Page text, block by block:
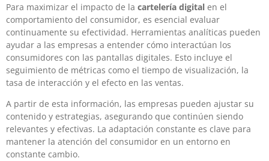
Para maximizar el impacto de la cartelería digital en el
comportamiento del consumidor, es esencial evaluar
continuamente su efectividad. Herramientas analíticas pueden
ayudar a las empresas a entender cómo interactúan los
consumidores con las pantallas digitales. Esto incluye el
seguimiento de métricas como el tiempo de visualización, la
tasa de interacción y el efecto en las ventas.
A partir de esta información, las empresas pueden ajustar su
contenido y estrategias, asegurando que continúen siendo
relevantes y efectivas. La adaptación constante es clave para
mantener la atención del consumidor en un entorno en
constante cambio.